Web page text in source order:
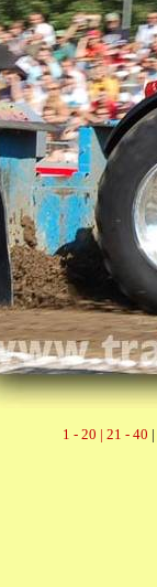
1 - 20 | 21 - 40 |